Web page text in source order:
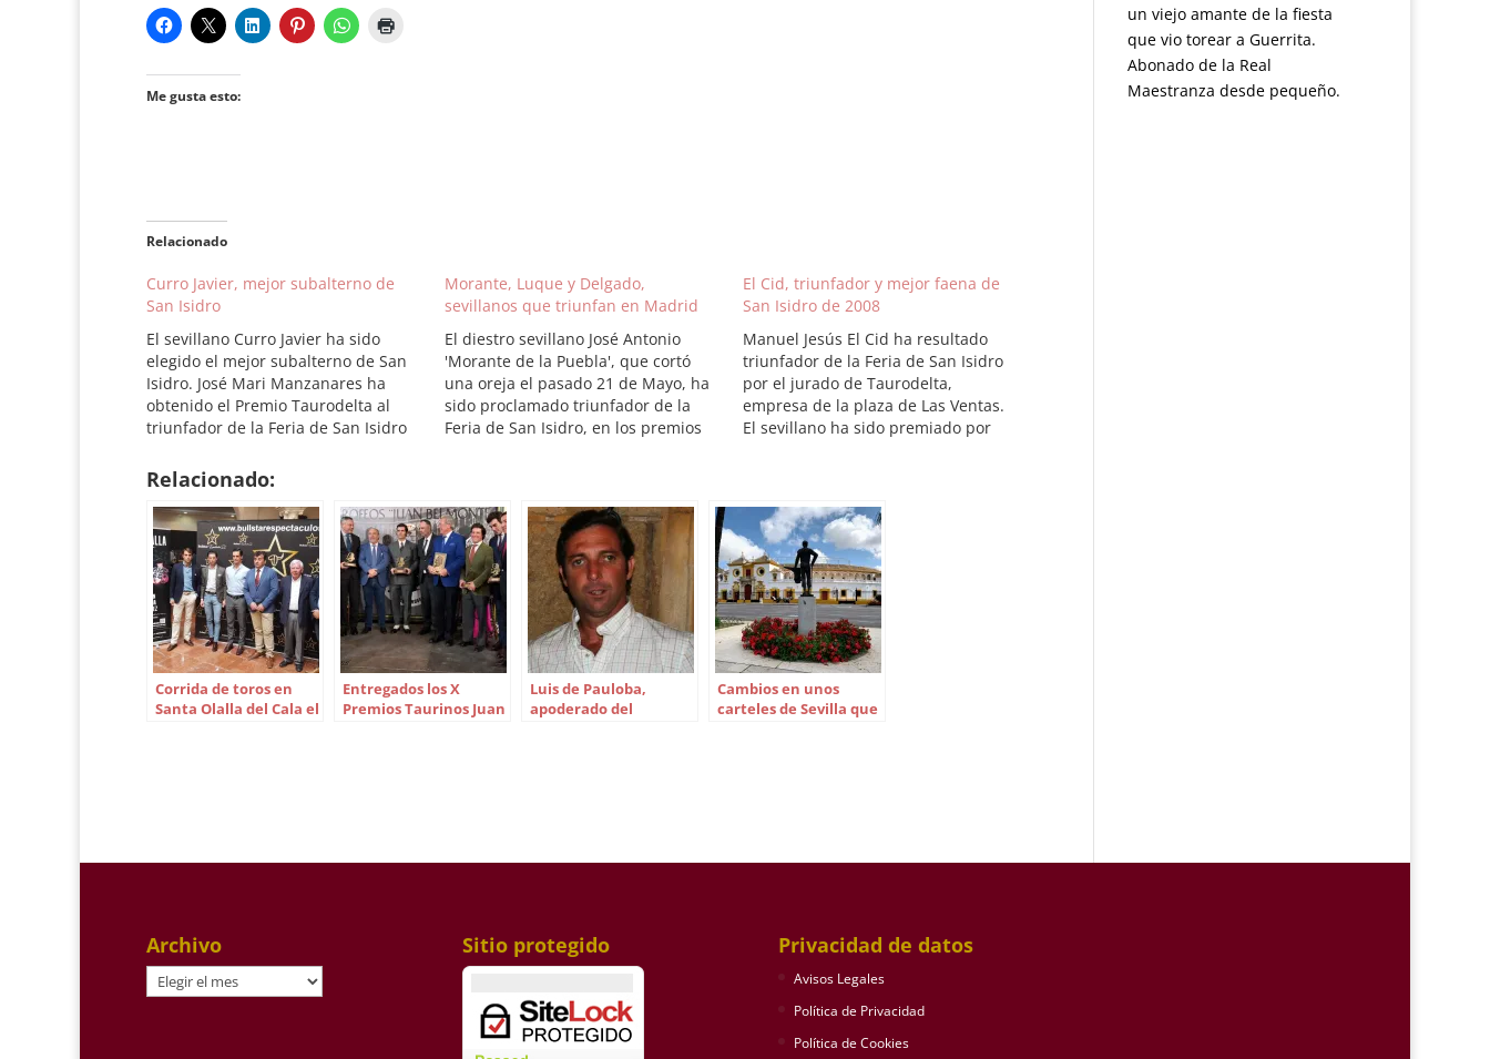
Me gusta esto:
Relacionado
Curro Javier, mejor subalterno de
San Isidro
El sevillano Curro Javier ha sido
elegido el mejor subalterno de San
Isidro. José Mari Manzanares ha
obtenido el Premio Taurodelta al
triunfador de la Feria de San Isidro
término del abono isidril. Alejandro
Talavante se ha llevado el premio a
la mejor faena, la…
Morante, Luque y Delgado,
sevillanos que triunfan en Madrid
El diestro sevillano José Antonio
'Morante de la Puebla', que cortó
una oreja el pasado 21 de Mayo, ha
sido proclamado triunfador de la
Feria de San Isidro, en los premios
por representandes…
El Cid, triunfador y mejor faena de
San Isidro de 2008
Manuel Jesús El Cid ha resultado
triunfador de la Feria de San Isidro
por el jurado de Taurodelta,
empresa de la plaza de Las Ventas.
El sevillano ha sido premiado por
Relacionado:
Corrida de toros en
Santa Olalla del Cala el
Entregados los X
Premios Taurinos Juan
Luis de Pauloba,
apoderado del
Cambios en unos
carteles de Sevilla que
un viejo amante de la fiesta
que vio torear a Guerrita.
Abonado de la Real
Maestranza desde pequeño.
Archivo
Archivo
Sitio protegido Privacidad de datos
Avisos Legales
Política de Privacidad
Política de Cookies